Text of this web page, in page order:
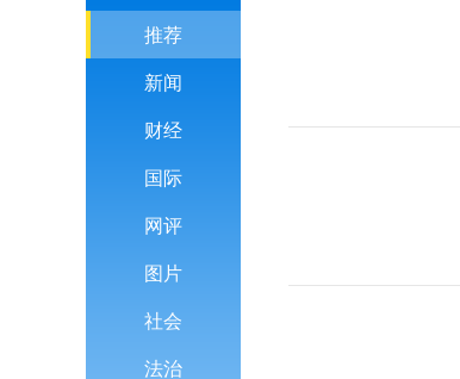
推荐
新闻
财经
国际
网评
图片
社会
法治